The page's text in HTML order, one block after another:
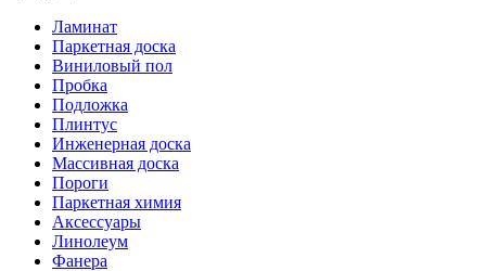
Ламинат
Паркетная доска
Виниловый пол
Пробка
Подложка
Плинтус
Инженерная доска
Массивная доска
Пороги
Паркетная химия
Аксессуары
Линолеум
Фанера